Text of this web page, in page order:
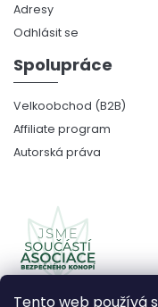
Tento web používá
Adresy
Odhlásit se
Spolupráce
Velkoobchod (B2B)
Affiliate program
Autorská práva